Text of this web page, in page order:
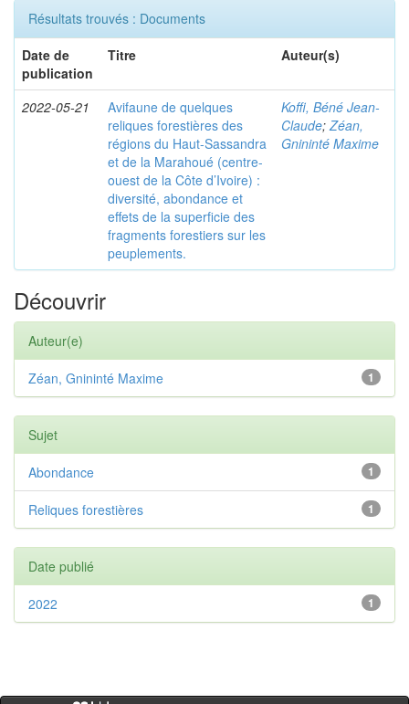
Résultats trouvés : Documents
Date de
publication
Titre Auteur(s)
2022-05-21
Avifaune de quelques
reliques forestières des
régions du Haut-Sassandra
et de la Marahoué (centre-
ouest de la Côte d’Ivoire) :
diversité, abondance et
effets de la superficie des
fragments forestiers sur les
peuplements.
Koffi, Béné Jean-
Claude; Zéan,
Gnininté Maxime
Découvrir
Auteur(e)
1
Zéan, Gnininté Maxime
Sujet
1
Abondance
1
Reliques forestières
Date publié
1
2022